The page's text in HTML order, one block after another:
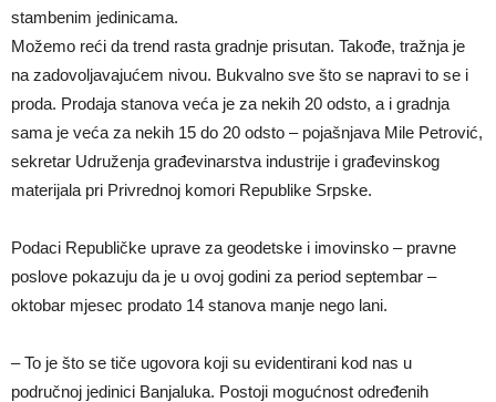
stambenim jedinicama.
Možemo reći da trend rasta gradnje prisutan. Takođe, tražnja je
na zadovoljavajućem nivou. Bukvalno sve što se napravi to se i
proda. Prodaja stanova veća je za nekih 20 odsto, a i gradnja
sama je veća za nekih 15 do 20 odsto – pojašnjava Mile Petrović,
sekretar Udruženja građevinarstva industrije i građevinskog
materijala pri Privrednoj komori Republike Srpske.
Podaci Republičke uprave za geodetske i imovinsko – pravne
poslove pokazuju da je u ovoj godini za period septembar –
oktobar mjesec prodato 14 stanova manje nego lani.
– To je što se tiče ugovora koji su evidentirani kod nas u
područnoj jedinici Banjaluka. Postoji mogućnost određenih